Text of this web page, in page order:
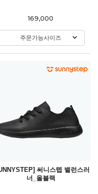
169,000
주문가능사이즈
써니스텝 밸런스러
너_올블랙